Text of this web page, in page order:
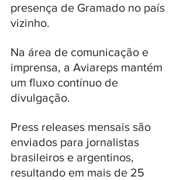
presença de Gramado no país
vizinho.
Na área de comunicação e
imprensa, a Aviareps mantém
um fluxo contínuo de
divulgação.
Press releases mensais são
enviados para jornalistas
brasileiros e argentinos,
resultando em mais de 25